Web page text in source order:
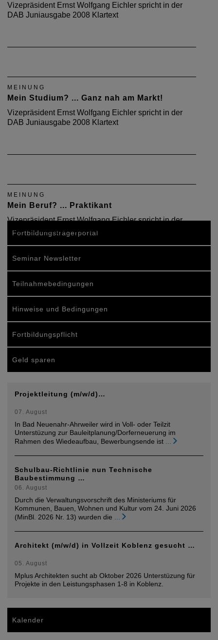
Vizepräsident Ernst Wolfgang Eichler spricht in der
DAB Juniausgabe 2008 Klartext
MEINUNG
Mein Studium? ... Ganz nah am Markt!
Vizepräsident Ernst Wolfgang Eichler spricht in der
DAB Juniausgabe 2008 Klartext
MEINUNG
Mein Beruf? ... Praktikant
Vizepräsident Ernst Wolfgang Eichler spricht in der
DAB-Aprilausgabe 2008 Klartext.
Fortbildungsträgerportal
Seminar Newsletter
Teilnahmebedingungen
Hinweise und Bedingungen
Fortbildungspflicht
Geld sparen
Projektleitung (m/w/d)…
07. August
In Bad Neuenahr-Ahrweiler wird in Voll- oder Teilzit
Unterstüzung zur Bauleitplanung/Dorferneuerung im
Rahmen des Wiedeaufbau, Bewerbungsende ist
Schulbau-Richtlinie nun Technische
Baubestimmung …
06. August
Durch die Verwaltungsvorschrift des Ministeriums für
Kommunen, Bauen, Wohnen und Kultur vom 24. Juni 2026
(MinBl. 2026 Nr. 13) wurden die
Architekt (m/w/d) in Vollzeit Koblenz gesucht …
05. August
Mplus Architekten sucht ab Oktober 2026 Unterstüzung für
Projekte in den Leistungsphasen 1-8 in Koblenz.
Kalender